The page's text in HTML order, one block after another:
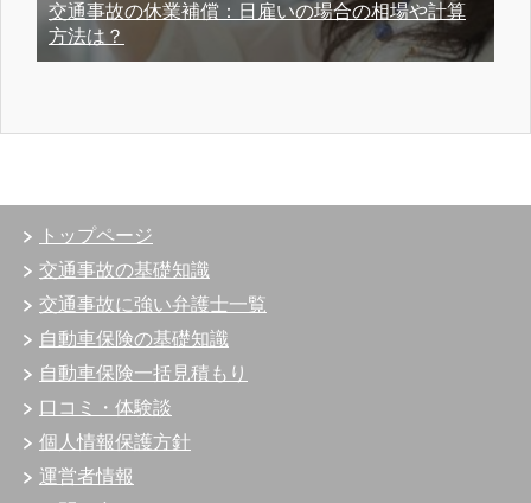
交通事故の休業補償：日雇いの場合の相場や計算
方法は？
トップページ
交通事故の基礎知識
交通事故に強い弁護士一覧
自動車保険の基礎知識
自動車保険一括見積もり
口コミ・体験談
個人情報保護方針
運営者情報